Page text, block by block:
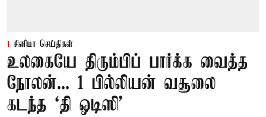
சினிமா செய்திகள்
உலகையே திரும்பிப் பார்க்க வைத்த
நோலன்... 1 பில்லியன் வசூலை
கடந்த ‘தி ஒடிஸி’